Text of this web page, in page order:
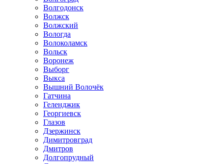
Волгодонск
Волжск
Волжский
Вологда
Волоколамск
Вольск
Воронеж
Выборг
Выкса
Вышний Волочёк
Гатчина
Геленджик
Георгиевск
Глазов
Дзержинск
Димитровград
Дмитров
Долгопрудный